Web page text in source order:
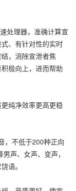
处理器，准确计算宣
、有针对性的实时
，消除宣泄者焦
极向上，进而帮助
纯净效率更高更稳
不低于200种正向
声、女声、变声，
语。